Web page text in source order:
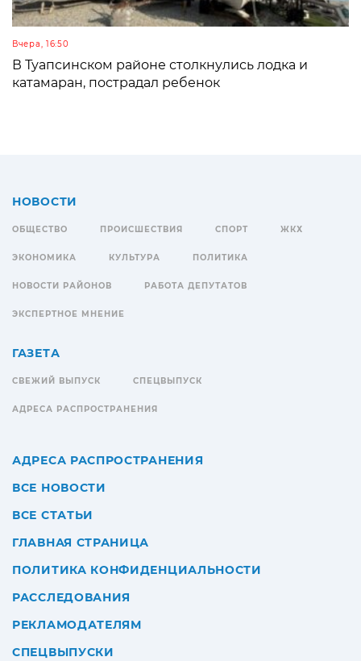
Вчера, 16:50
В Туапсинском районе столкнулись лодка и
катамаран, пострадал ребенок
НОВОСТИ
ОБЩЕСТВО ПРОИСШЕСТВИЯ СПОРТ ЖКХ
ЭКОНОМИКА КУЛЬТУРА ПОЛИТИКА
НОВОСТИ РАЙОНОВ РАБОТА ДЕПУТАТОВ
ЭКСПЕРТНОЕ МНЕНИЕ
ГАЗЕТА
СВЕЖИЙ ВЫПУСК СПЕЦВЫПУСК
АДРЕСА РАСПРОСТРАНЕНИЯ
АДРЕСА РАСПРОСТРАНЕНИЯ
ВСЕ НОВОСТИ
ВСЕ СТАТЬИ
ГЛАВНАЯ СТРАНИЦА
ПОЛИТИКА КОНФИДЕНЦИАЛЬНОСТИ
РАССЛЕДОВАНИЯ
РЕКЛАМОДАТЕЛЯМ
СПЕЦВЫПУСКИ